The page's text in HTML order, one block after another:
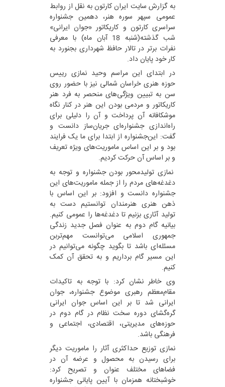
به گزارش سایت ایران کارتون به نقل از روابط
عمومی سپهر سوره هنر، دهمین جشنواره
سراسری کارتون و کاریکاتور «جوان ایرانی»
شب گذشته(شنبه 18 آبان ماه) با معرفی
نفرات برتر در تالار حافظ شهرداری بجنورد به
کار خود پایان داد.
در ابتدای این مراسم وحید نمازی رییس
حوزه هنری خراسان شمالی نیز با حضور روی
سن به تبیین ویژگی‌های منحصر به فرد هنر
کاریکاتور و مردمی بودن این هنر در کنار نگاه
موشکافانه آن پرداخت و آن را دلیلی برای
راه‌اندازی جشنواره‌ای جریان‌ساز دانست و
گفت: این‌جشنواره از ابتدا برای ما یک فرایند
بود و بر این اساس ماموریت‌های ویژه تعریف
و بر اساس آن حرکت کردیم.
نمازی تولید‌محور بودن جشنواره و توجه به
دغدغه‌های مردم را از جمله ماموریت‌های این
جشنواره دانست و افزود: بر این اساس با
ذهن هنری هنرمندان توانستیم دست به
تولید آثاری بزنیم تا دغدغه‌ها را عمومی کنیم‌.
بیانیه گام دوم به عنوان فصل جدید زندگی
جمهوری اسلامی می‌توانست مهم‌تربن
مسئله‌ای باشد تا بگوید چگونه می‌توانیم در
این مسیر گام برداریم و به تحقق آن کمک
کنیم.
وی خاطر نشان کرد: با توجه به تاکیدات
مقام‌معظم رهبری موضوع جشنواره، جوان
ایرانی شد تا بر این اساس جوان ایرانی
گره‌گشای دوره سخت نظام در گام دوم در
حوزه‌های مدیریتی، اقتصادی، اجتماعی و
فرهنگی باشد.
نمازی توزیع حداکثری آثار را ماموریت دیگر
برای رسیدن به محصول و عرضه آن در
فضاهای مختلف عنوان و تصریح کرد:
خوشبختانه همزمان با آیین پایانی جشنواره